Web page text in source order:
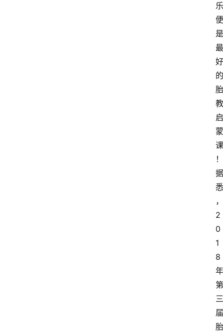
乐
便
是
最
好
的
胎
教
启
蒙
课
！
据
悉
，
2
0
1
8
年
第
三
届
胎